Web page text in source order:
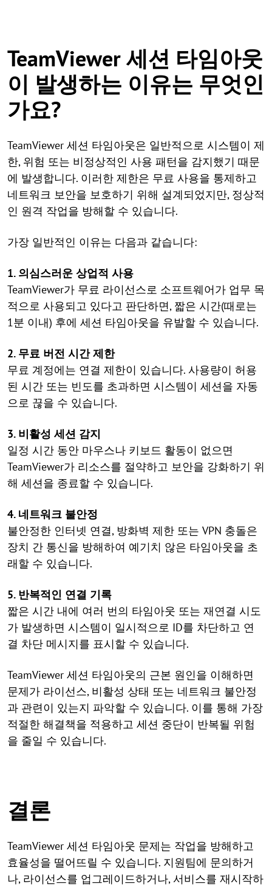
TeamViewer 세션 타임아웃
이 발생하는 이유는 무엇인
가요?
TeamViewer 세션 타임아웃은 일반적으로 시스템이 제
한, 위험 또는 비정상적인 사용 패턴을 감지했기 때문
에 발생합니다. 이러한 제한은 무료 사용을 통제하고
네트워크 보안을 보호하기 위해 설계되었지만, 정상적
인 원격 작업을 방해할 수 있습니다.
가장 일반적인 이유는 다음과 같습니다:
1. 의심스러운 상업적 사용
TeamViewer가 무료 라이선스로 소프트웨어가 업무 목
적으로 사용되고 있다고 판단하면, 짧은 시간(때로는
1분 이내) 후에 세션 타임아웃을 유발할 수 있습니다.
2. 무료 버전 시간 제한
무료 계정에는 연결 제한이 있습니다. 사용량이 허용
된 시간 또는 빈도를 초과하면 시스템이 세션을 자동
으로 끊을 수 있습니다.
3. 비활성 세션 감지
일정 시간 동안 마우스나 키보드 활동이 없으면
TeamViewer가 리소스를 절약하고 보안을 강화하기 위
해 세션을 종료할 수 있습니다.
4. 네트워크 불안정
불안정한 인터넷 연결, 방화벽 제한 또는 VPN 충돌은
장치 간 통신을 방해하여 예기치 않은 타임아웃을 초
래할 수 있습니다.
5. 반복적인 연결 기록
짧은 시간 내에 여러 번의 타임아웃 또는 재연결 시도
가 발생하면 시스템이 일시적으로 ID를 차단하고 연
결 차단 메시지를 표시할 수 있습니다.
TeamViewer 세션 타임아웃의 근본 원인을 이해하면
문제가 라이선스, 비활성 상태 또는 네트워크 불안정
과 관련이 있는지 파악할 수 있습니다. 이를 통해 가장
적절한 해결책을 적용하고 세션 중단이 반복될 위험
을 줄일 수 있습니다.
결론
TeamViewer 세션 타임아웃 문제는 작업을 방해하고
효율성을 떨어뜨릴 수 있습니다. 지원팀에 문의하거
나, 라이선스를 업그레이드하거나, 서비스를 재시작하